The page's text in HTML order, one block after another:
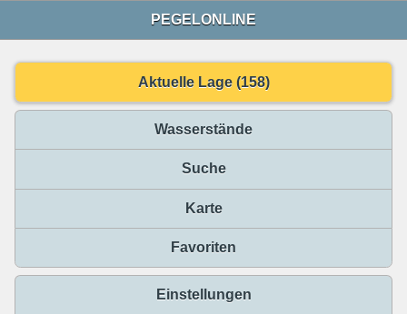
PEGELONLINE
Aktuelle Lage (158)
Wasserstände
Suche
Karte
Favoriten
Einstellungen